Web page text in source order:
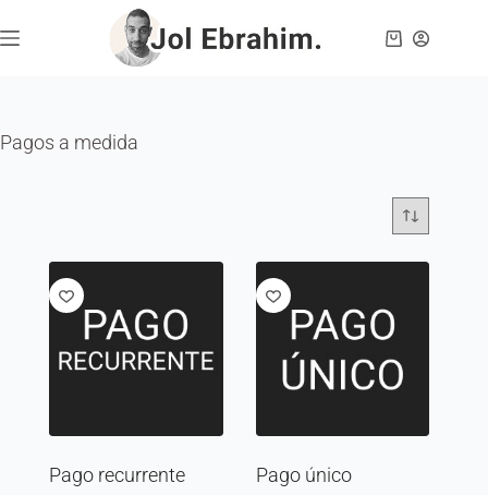
Pagos a medida
Pago recurrente
Pago único